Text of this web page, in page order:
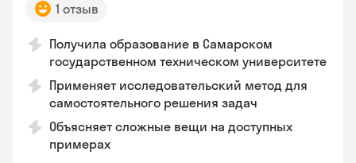
1 отзыв
Получила образование в Самарском
государственном техническом университете
Применяет исследовательский метод для
самостоятельного решения задач
Объясняет сложные вещи на доступных
примерах